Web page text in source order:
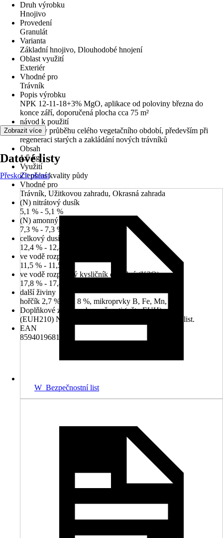
Druh výrobku
Hnojivo
Provedení
Granulát
Varianta
Základní hnojivo, Dlouhodobé hnojení
Oblast využití
Exteriér
Vhodné pro
Trávník
Popis výrobku
NPK 12-11-18+3% MgO, aplikace od poloviny března do
konce září, doporučená plocha cca 75 m²
návod k použití
použití v průběhu celého vegetačního období, především při
regeneraci starých a zakládání nových trávníků
Obsah
1,5 kg
Využití
Zlepšení kvality půdy
Vhodné pro
Trávník, Užitkovou zahradu, Okrasná zahrada
(N) nitrátový dusík
5,1 % - 5,1 %
(N) amonný dusík
7,3 % - 7,3 %
celkový dusík (N)
12,4 % - 12,4 %
ve vodě rozpustný fosfát (P2O5)
11,5 % - 11,5 %
ve vodě rozpustný kysličník draselný (K2O)
17,8 % - 17,8 %
další živiny
hořčík 2,7 %, síra 8 %, mikroprvky B, Fe, Mn, Zn
Doplňkové znaky nebezpečnosti (věty EUH)
(EUH210) Na vyžádání je k dispozici bezpečnostní list.
EAN
8594019681760
Zobrazit více
Datové listy
Přeskočit oblast
W_Bezpečnostní list